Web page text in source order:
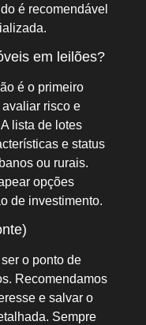
é recomendável
em leilões?
é o primeiro
risco e
lista de lotes
e status
ou rurais.
opções
de investimento.
o ponto de
Recomendamos
e salvar o
Sempre